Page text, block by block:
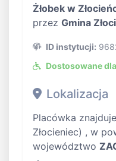
Żłobek w
przez Gmina
ID instytucji:
Dostosowane
Lokalizacja
Placówka
Złocieniec) , w
województwo